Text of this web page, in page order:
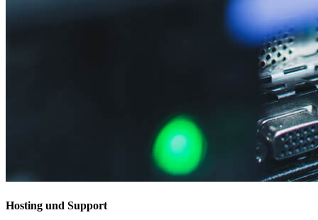
Hosting und Support